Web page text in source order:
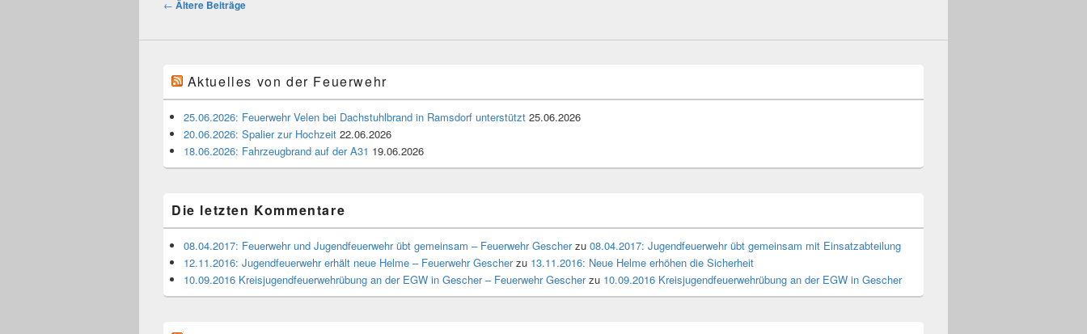
← Ältere Beiträge
Aktuelles von der Feuerwehr
25.06.2026: Feuerwehr Velen bei Dachstuhlbrand in Ramsdorf unterstützt 25.06.2026
20.06.2026: Spalier zur Hochzeit 22.06.2026
18.06.2026: Fahrzeugbrand auf der A31 19.06.2026
Die letzten Kommentare
08.04.2017: Feuerwehr und Jugendfeuerwehr übt gemeinsam – Feuerwehr Gescherzu 08.04.2017: Jugendfeuerwehr übt gemeinsam mit Einsatzabteilung
12.11.2016: Jugendfeuerwehr erhält neue Helme – Feuerwehr Gescherzu 13.11.2016: Neue Helme erhöhen die Sicherheit
10.09.2016 Kreisjugendfeuerwehrübung an der EGW in Gescher – Feuerwehr Gescherzu 10.09.2016 Kreisjugendfeuerwehrübung an der EGW in Gescher